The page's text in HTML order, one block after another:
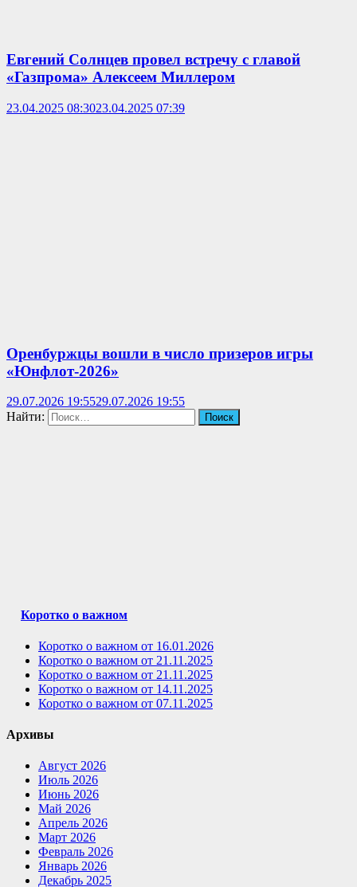
Евгений Солнцев провел встречу с главой
«Газпрома» Алексеем Миллером
23.04.2025 08:3023.04.2025 07:39
Оренбуржцы вошли в число призеров игры
«Юнфлот-2026»
29.07.2026 19:5529.07.2026 19:55
Найти:
Коротко о важном
Коротко о важном от 16.01.2026
Коротко о важном от 21.11.2025
Коротко о важном от 21.11.2025
Коротко о важном от 14.11.2025
Коротко о важном от 07.11.2025
Архивы
Август 2026
Июль 2026
Июнь 2026
Май 2026
Апрель 2026
Март 2026
Февраль 2026
Январь 2026
Декабрь 2025